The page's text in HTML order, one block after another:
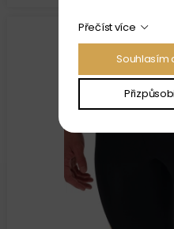
Přečíst více
Souhlasím